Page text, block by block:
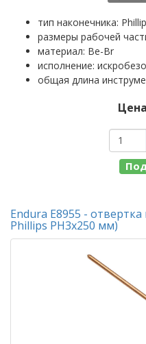
тип наконечника:
размеры рабочей
материал: Be-Br
исполнение:
общая длина
Endura E8955 -
Phillips PH3x250 мм)